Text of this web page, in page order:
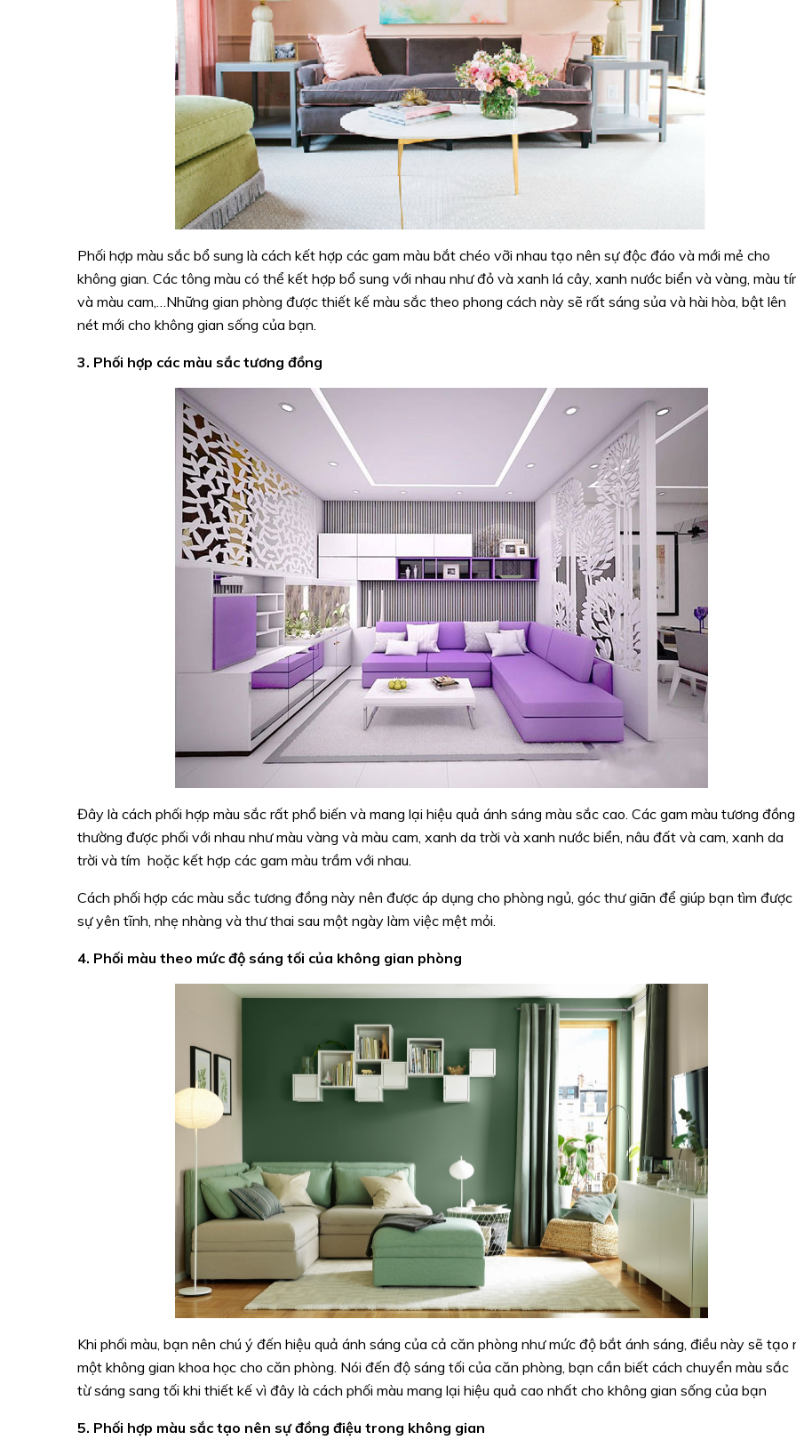
Phối hợp màu sắc bổ sung là cách kết hợp các gam màu bắt chéo vỡi nhau tạo nên sự độc đáo và mới mẻ cho
không gian. Các tông màu có thể kết hợp bổ sung với nhau như đỏ và xanh lá cây, xanh nước biển và vàng, màu
và màu cam,…Những gian phòng được thiết kế màu sắc theo phong cách này sẽ rất sáng sủa và hài hòa, bật lên
nét mới cho không gian sống của bạn.
3. Phối hợp các màu sắc tương đồng
Đây là cách phối hợp màu sắc rất phổ biến và mang lại hiệu quả ánh sáng màu sắc cao. Các gam màu tương đồng
thường được phối với nhau như màu vàng và màu cam, xanh da trời và xanh nước biển, nâu đất và cam, xanh da
trời và tím hoặc kết hợp các gam màu trầm với nhau.
Cách phối hợp các màu sắc tương đồng này nên được áp dụng cho phòng ngủ, góc thư giãn để giúp bạn tìm được
sự yên tĩnh, nhẹ nhàng và thư thai sau một ngày làm việc mệt mỏi.
4. Phối màu theo mức độ sáng tối của không gian phòng
Khi phối màu, bạn nên chú ý đến hiệu quả ánh sáng của cả căn phòng như mức độ bắt ánh sáng, điều này sẽ tạo
một không gian khoa học cho căn phòng. Nói đến độ sáng tối của căn phòng, bạn cần biết cách chuyển màu sắc
từ sáng sang tối khi thiết kế vì đây là cách phối màu mang lại hiệu quả cao nhất cho không gian sống của bạn
5. Phối hợp màu sắc tạo nên sự đồng điệu trong không gian